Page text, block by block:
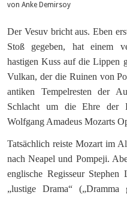
von Anke Demirsoy
Der Vesuv bricht aus. Eben
Stoß gegeben, hat einem
hastigen Kuss auf die Lippen
Vulkan, der die Ruinen von
antiken Tempelresten der
Schlacht um die Ehre der
Wolfgang Amadeus Mozarts
Tatsächlich reiste Mozart im
nach Neapel und Pompeji.
englische Regisseur
„lustige Drama“